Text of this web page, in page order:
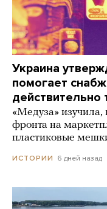
Украина
помогает
действительно
«Медуза»
фронта на
пластиковые
ИСТОРИИ 6 дней назад